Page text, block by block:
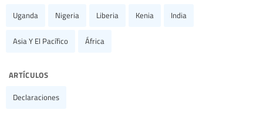
Uganda Nigeria Liberia Kenia India
Asia Y El Pacífico África
artículos
Declaraciones